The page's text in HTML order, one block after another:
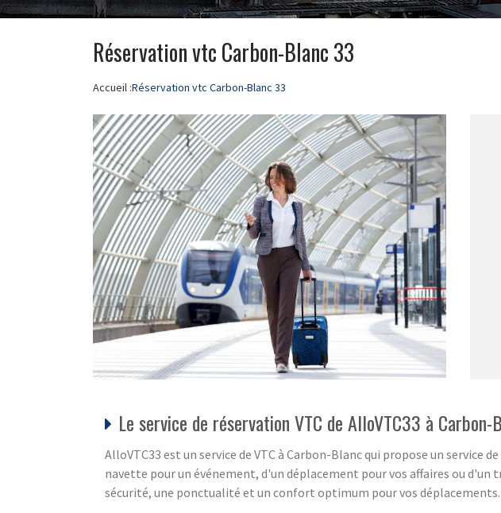
Réservation vtc Carbon-Blanc 33
Accueil :Réservation vtc Carbon-Blanc 33
Le service de réservation VTC de AlloVTC33 à Carbon-
AlloVTC33 est un service de VTC à Carbon-Blanc qui propose un
navette pour un événement, d'un déplacement pour vos affaires ou
sécurité, une ponctualité et un confort optimum pour vos déplacements.